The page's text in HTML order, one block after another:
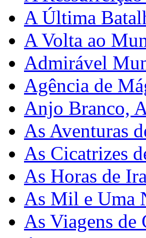
A Última
A Volta ao
Admirável
Agência de
Anjo Branco,
As Aventuras
As Cicatrizes
As Horas de
As Mil e Uma
As Viagens